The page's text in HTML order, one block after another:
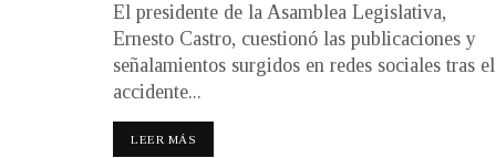
El presidente de la Asamblea Legislativa,
Ernesto Castro, cuestionó las publicaciones y
señalamientos surgidos en redes sociales tras el
accidente...
LEER MÁS